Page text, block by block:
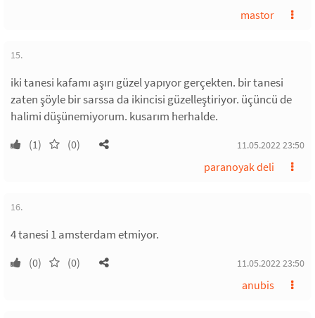
mastor
15.
iki tanesi kafamı aşırı güzel yapıyor gerçekten. bir tanesi
zaten şöyle bir sarssa da ikincisi güzelleştiriyor. üçüncü de
halimi düşünemiyorum. kusarım herhalde.
(1) (0) 11.05.2022 23:50
paranoyak deli
16.
4 tanesi 1 amsterdam etmiyor.
(0) (0) 11.05.2022 23:50
anubis